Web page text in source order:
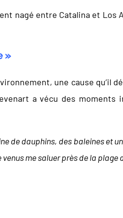
nagé entre Catalina et Los
»
une cause qu’il
a vécu des moments
de dauphins, des baleines et
me saluer près de la plage